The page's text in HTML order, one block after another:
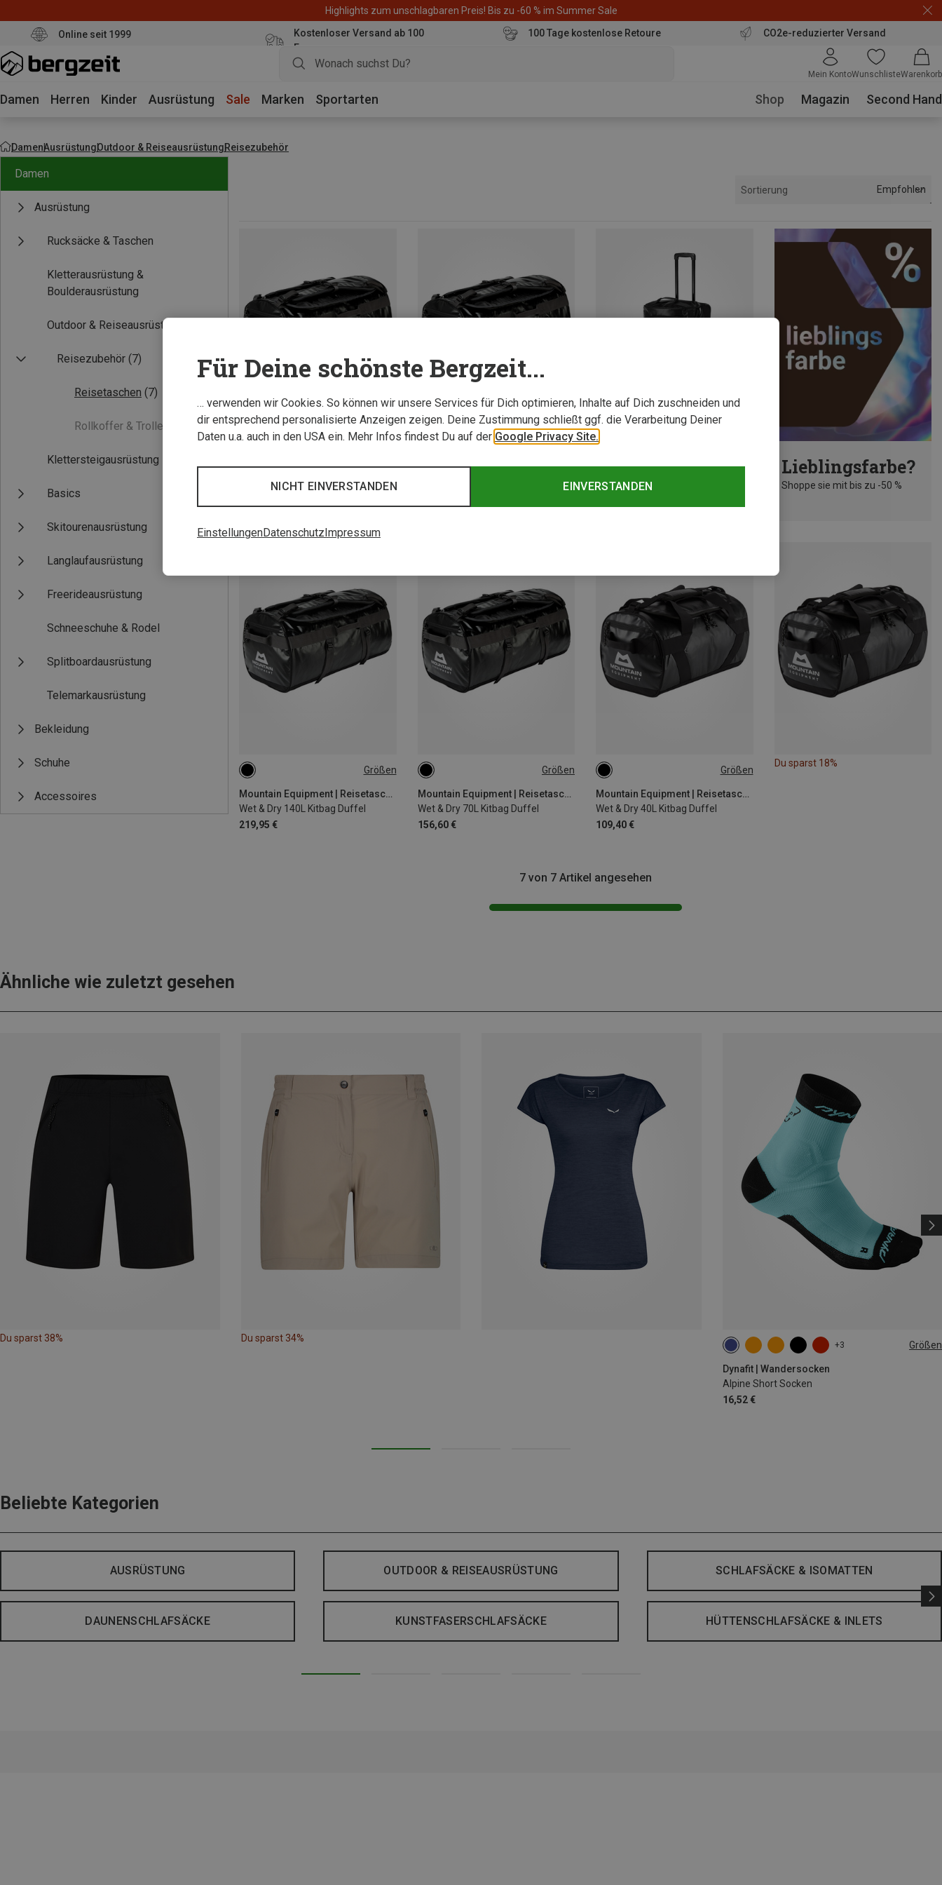
Highlights zum unschlagbaren Preis! Bis zu -60 % im Summer Sale
Online seit 1999
Kostenloser Versand ab 100
Euro
100 Tage kostenlose Retoure CO2e-reduzierter Versand
Mein KontoWunschlisteWarenkorb
Damen Herren Kinder Ausrüstung Sale Marken Sportarten Shop Magazin Second Hand
DamenAusrüstungOutdoor & ReiseausrüstungReisezubehör
Damen
Ausrüstung
Rucksäcke & Taschen
Kletterausrüstung &
Boulderausrüstung
Outdoor & Reiseausrüstung
Reisezubehör (7)
Reisetaschen (7)
Rollkoffer & Trolleys
Klettersteigausrüstung
Basics
Skitourenausrüstung
Langlaufausrüstung
Freerideausrüstung
Schneeschuhe & Rodel
Splitboardausrüstung
Telemarkausrüstung
Bekleidung
Schuhe
Accessoires
Sortierung Empfohlen
Lieblingsfarbe?
Shoppe sie mit bis zu -50 %
Größen
Mountain Equipment | Reisetaschen
Wet & Dry 140L Kitbag Duffel
219,95 €
140L Größen
Mountain Equipment | Reisetaschen
Wet & Dry 70L Kitbag Duffel
156,60 €
70L Größen
Mountain Equipment | Reisetaschen
Wet & Dry 40L Kitbag Duffel
109,40 €
40L
Du sparst 18%
7 von 7 Artikel angesehen
Ähnliche wie zuletzt gesehen
Du sparst 38% Du sparst 34%
+3 Größen
Dynafit | Wandersocken
Alpine Short Socken
16,52 €
35|36|37|38 39|40|41|42
Beliebte Kategorien
AUSRÜSTUNG OUTDOOR & REISEAUSRÜSTUNG SCHLAFSÄCKE & ISOMATTEN
DAUNENSCHLAFSÄCKE KUNSTFASERSCHLAFSÄCKE HÜTTENSCHLAFSÄCKE & INLETS
Für Deine schönste Bergzeit...
… verwenden wir Cookies. So können wir unsere Services für Dich optimieren, Inhalte auf Dich zuschneiden und
dir entsprechend personalisierte Anzeigen zeigen. Deine Zustimmung schließt ggf. die Verarbeitung Deiner
Daten u.a. auch in den USA ein. Mehr Infos findest Du auf der Google Privacy Site.
EINVERSTANDEN
NICHT EINVERSTANDEN
EinstellungenDatenschutz Impressum